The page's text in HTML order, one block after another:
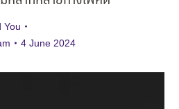
You
4 June 2024